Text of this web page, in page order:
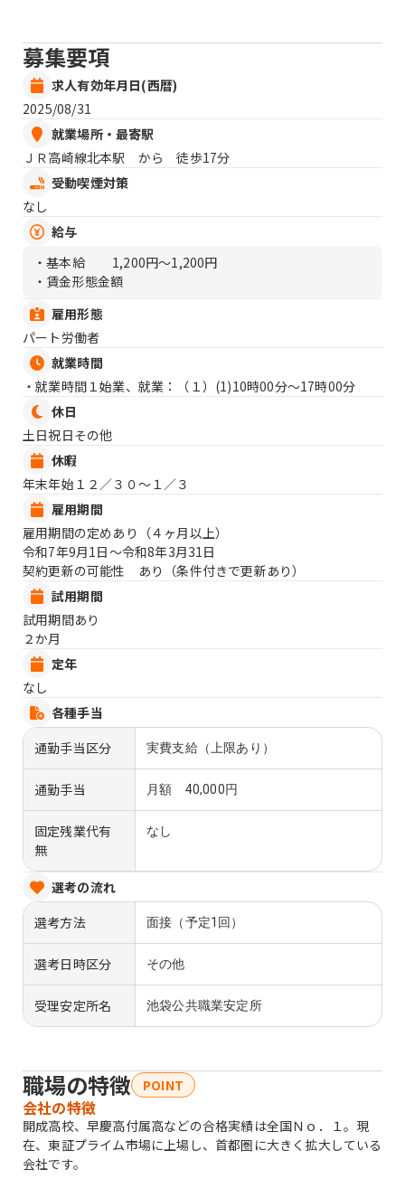
募集要項
求人有効年月日(西暦)
2025/08/31
就業場所・最寄駅
ＪＲ高崎線北本駅 から 徒歩17分
受動喫煙対策
なし
給与
・基本給
1,200円〜1,200円
・賃金形態金額
雇用形態
パート労働者
就業時間
・就業時間１始業、就業：（１） (1)10時00分〜17時00分
休日
土日祝日その他
休暇
年末年始１２／３０〜１／３
雇用期間
雇用期間の定めあり（４ヶ月以上）
令和7年9月1日〜令和8年3月31日
契約更新の可能性 あり（条件付きで更新あり）
試用期間
試用期間あり
２か月
定年
なし
各種手当
通勤手当区分
実費支給（上限あり）
通勤手当 月額 40,000円
固定残業代有
無
なし
選考の流れ
選考方法
面接（予定1回）
選考日時区分 その他
受理安定所名 池袋公共職業安定所
職場の特徴 POINT
会社の特徴
開成高校、早慶高付属高などの合格実績は全国Ｎｏ．１。現
在、東証プライム市場に上場し、首都圏に大きく拡大している
会社です。